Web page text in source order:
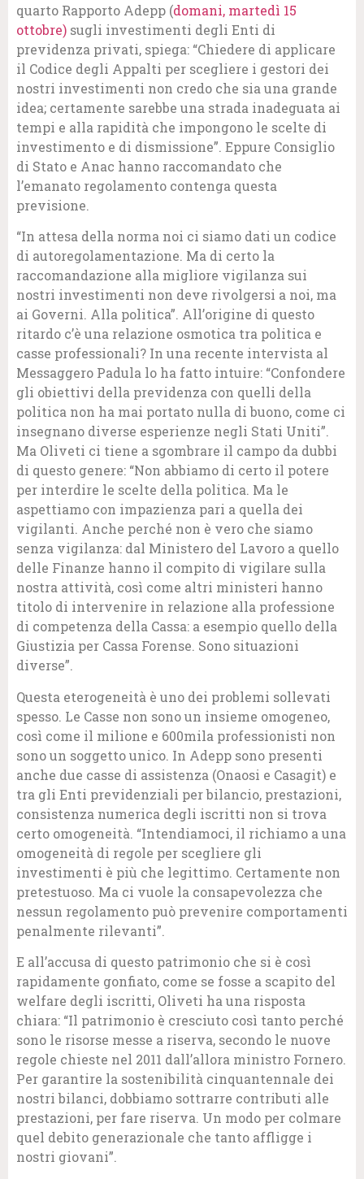
quarto Rapporto Adepp (domani, martedì 15
ottobre) sugli investimenti degli Enti di
previdenza privati, spiega: “Chiedere di applicare
il Codice degli Appalti per scegliere i gestori dei
nostri investimenti non credo che sia una grande
idea; certamente sarebbe una strada inadeguata ai
tempi e alla rapidità che impongono le scelte di
investimento e di dismissione”. Eppure Consiglio
di Stato e Anac hanno raccomandato che
l’emanato regolamento contenga questa
previsione.
“In attesa della norma noi ci siamo dati un codice
di autoregolamentazione. Ma di certo la
raccomandazione alla migliore vigilanza sui
nostri investimenti non deve rivolgersi a noi, ma
ai Governi. Alla politica”. All’origine di questo
ritardo c’è una relazione osmotica tra politica e
casse professionali? In una recente intervista al
Messaggero Padula lo ha fatto intuire: “Confondere
gli obiettivi della previdenza con quelli della
politica non ha mai portato nulla di buono, come ci
insegnano diverse esperienze negli Stati Uniti”.
Ma Oliveti ci tiene a sgombrare il campo da dubbi
di questo genere: “Non abbiamo di certo il potere
per interdire le scelte della politica. Ma le
aspettiamo con impazienza pari a quella dei
vigilanti. Anche perché non è vero che siamo
senza vigilanza: dal Ministero del Lavoro a quello
delle Finanze hanno il compito di vigilare sulla
nostra attività, così come altri ministeri hanno
titolo di intervenire in relazione alla professione
di competenza della Cassa: a esempio quello della
Giustizia per Cassa Forense. Sono situazioni
diverse”.
Questa eterogeneità è uno dei problemi sollevati
spesso. Le Casse non sono un insieme omogeneo,
così come il milione e 600mila professionisti non
sono un soggetto unico. In Adepp sono presenti
anche due casse di assistenza (Onaosi e Casagit) e
tra gli Enti previdenziali per bilancio, prestazioni,
consistenza numerica degli iscritti non si trova
certo omogeneità. “Intendiamoci, il richiamo a una
omogeneità di regole per scegliere gli
investimenti è più che legittimo. Certamente non
pretestuoso. Ma ci vuole la consapevolezza che
nessun regolamento può prevenire comportamenti
penalmente rilevanti”.
E all’accusa di questo patrimonio che si è così
rapidamente gonfiato, come se fosse a scapito del
welfare degli iscritti, Oliveti ha una risposta
chiara: “Il patrimonio è cresciuto così tanto perché
sono le risorse messe a riserva, secondo le nuove
regole chieste nel 2011 dall’allora ministro Fornero.
Per garantire la sostenibilità cinquantennale dei
nostri bilanci, dobbiamo sottrarre contributi alle
prestazioni, per fare riserva. Un modo per colmare
quel debito generazionale che tanto affligge i
nostri giovani”.